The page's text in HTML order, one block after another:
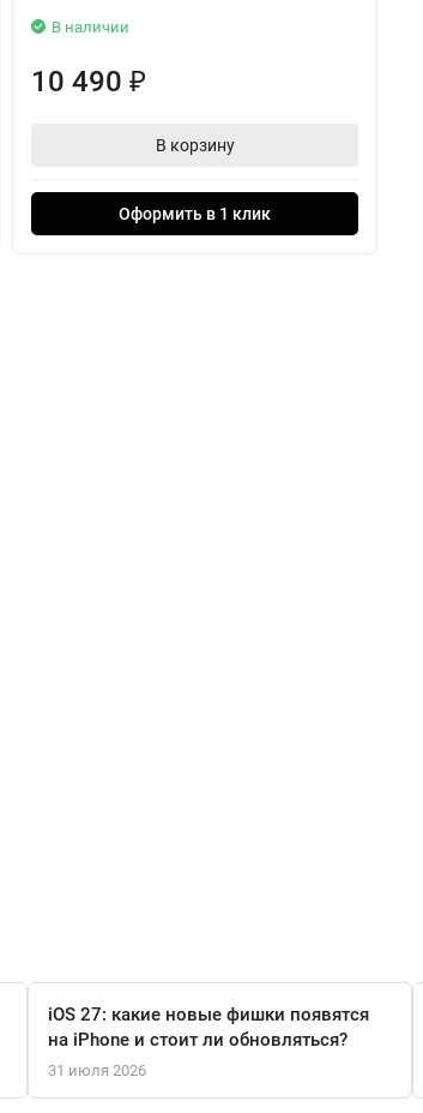
и продолжайте слушать.
возможна еще более быстрая зарядка
В наличии
10 490₽
В корзину
Оформить в 1 клик
iOS 27: какие новые фишки появятся
на iPhone и стоит ли обновляться?
31 июля 2026